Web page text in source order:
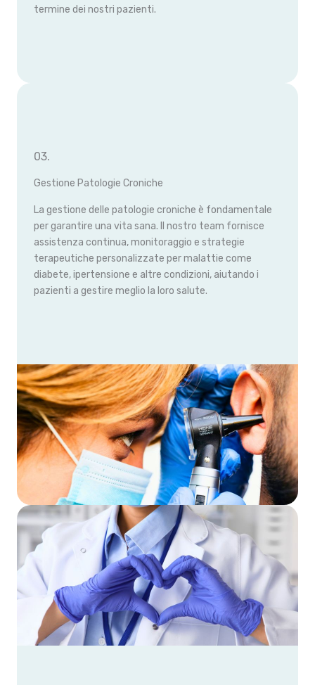
termine dei nostri pazienti.
03.
Gestione Patologie Croniche
La gestione delle patologie croniche è fondamentale
per garantire una vita sana. Il nostro team fornisce
assistenza continua, monitoraggio e strategie
terapeutiche personalizzate per malattie come
diabete, ipertensione e altre condizioni, aiutando i
pazienti a gestire meglio la loro salute.